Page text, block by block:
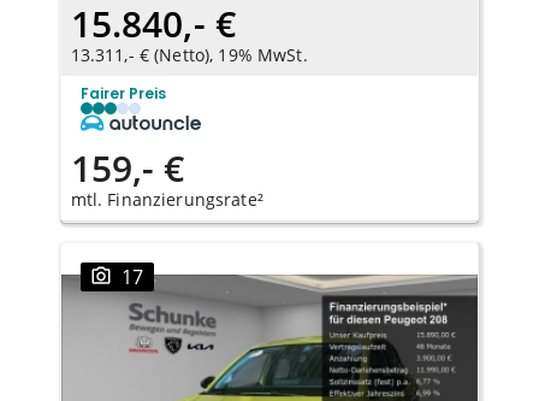
15.840,- €
13.311,- € (Netto), 19% MwSt.
Fairer Preis
159,- €
mtl. Finanzierungsrate²
17